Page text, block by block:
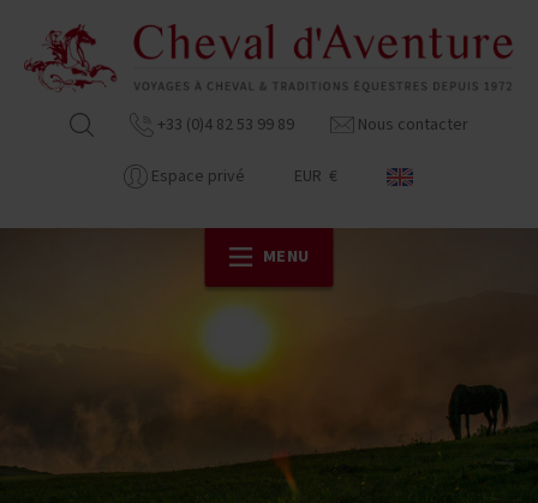
+33 (0)4 82 53 99 89 Nous contacter
Espace privé EUR €
MENU